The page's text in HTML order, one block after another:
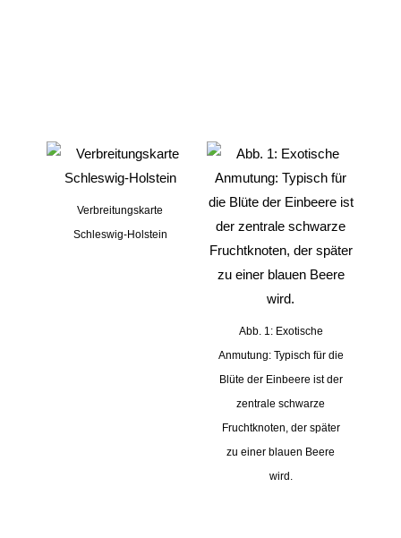
Verbreitungskarte
Schleswig-Holstein
Abb. 1: Exotische
Anmutung: Typisch für die
Blüte der Einbeere ist der
zentrale schwarze
Fruchtknoten, der später
zu einer blauen Beere
wird.